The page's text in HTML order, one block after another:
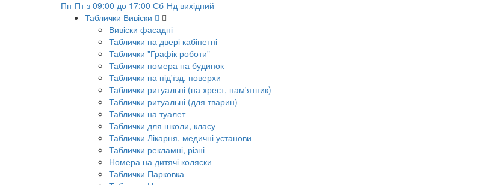
Пн-Пт з 09:00 до 17:00 Сб-Нд вихідний
Таблички Вивіски
Вивіски фасадні
Таблички на двері кабінетні
Таблички "Графік роботи"
Таблички номера на будинок
Таблички на під'їзд, поверхи
Таблички ритуальні (на хрест, пам'ятник)
Таблички ритуальні (для тварин)
Таблички на туалет
Таблички для школи, класу
Таблички Лікарня, медичні установи
Таблички рекламні, різні
Номера на дитячі коляски
Таблички Парковка